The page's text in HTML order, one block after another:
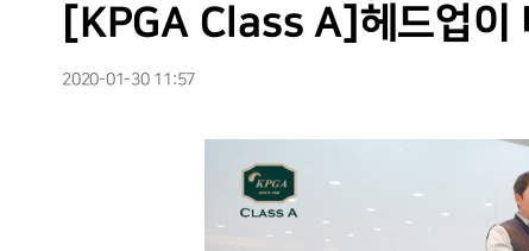
[KPGA Class A]헤드업이
2020-01-30 11:57